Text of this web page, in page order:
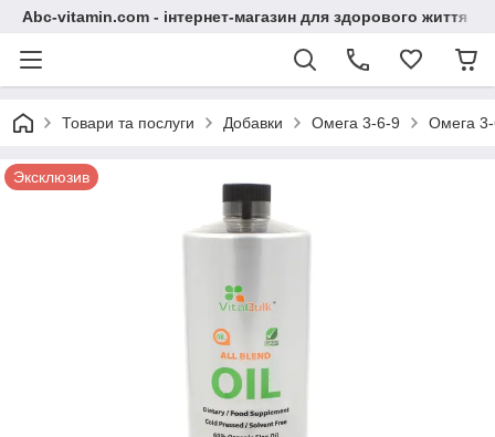
Abc-vitamin.com - інтернет-магазин для здорового життя
Товари та послуги Добавки Омега 3-6-9 Омега
Эксклюзив